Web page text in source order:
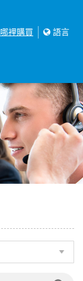
哪裡購買 語言